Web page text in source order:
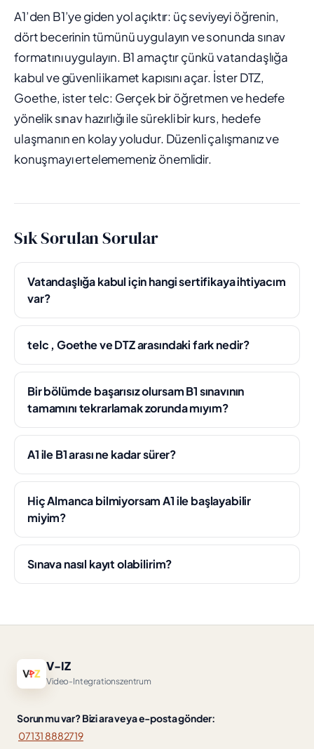
A1’den B1’ye giden yol açıktır: üç seviyeyi öğrenin,
dört becerinin tümünü uygulayın ve sonunda sınav
formatını uygulayın. B1 amaçtır çünkü vatandaşlığa
kabul ve güvenli ikamet kapısını açar. İster DTZ,
Goethe, ister telc: Gerçek bir öğretmen ve hedefe
yönelik sınav hazırlığı ile sürekli bir kurs, hedefe
ulaşmanın en kolay yoludur. Düzenli çalışmanız ve
konuşmayı ertelememeniz önemlidir.
Sık Sorulan Sorular
Vatandaşlığa kabul için hangi sertifikaya ihtiyacım
var?
telc , Goethe ve DTZ arasındaki fark nedir?
Bir bölümde başarısız olursam B1 sınavının
tamamını tekrarlamak zorunda mıyım?
A1 ile B1 arası ne kadar sürer?
Hiç Almanca bilmiyorsam A1 ile başlayabilir
miyim?
Sınava nasıl kayıt olabilirim?
V-IZ
Video-Integrationszentrum
Sorun mu var? Bizi ara veya e-posta gönder:
07131 8882719